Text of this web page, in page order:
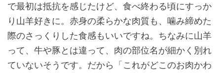
で最初は抵抗を感じたけど、食べ終わる頃にすっか
り山羊好きに。赤身の柔らかな肉質も、噛み締めた
際のさっくりした食感もいいですね。ちなみに山羊
って、牛や豚とは違って、肉の部位名が細かく別れ
ていないそうです。だから「これがどこのお肉かわ